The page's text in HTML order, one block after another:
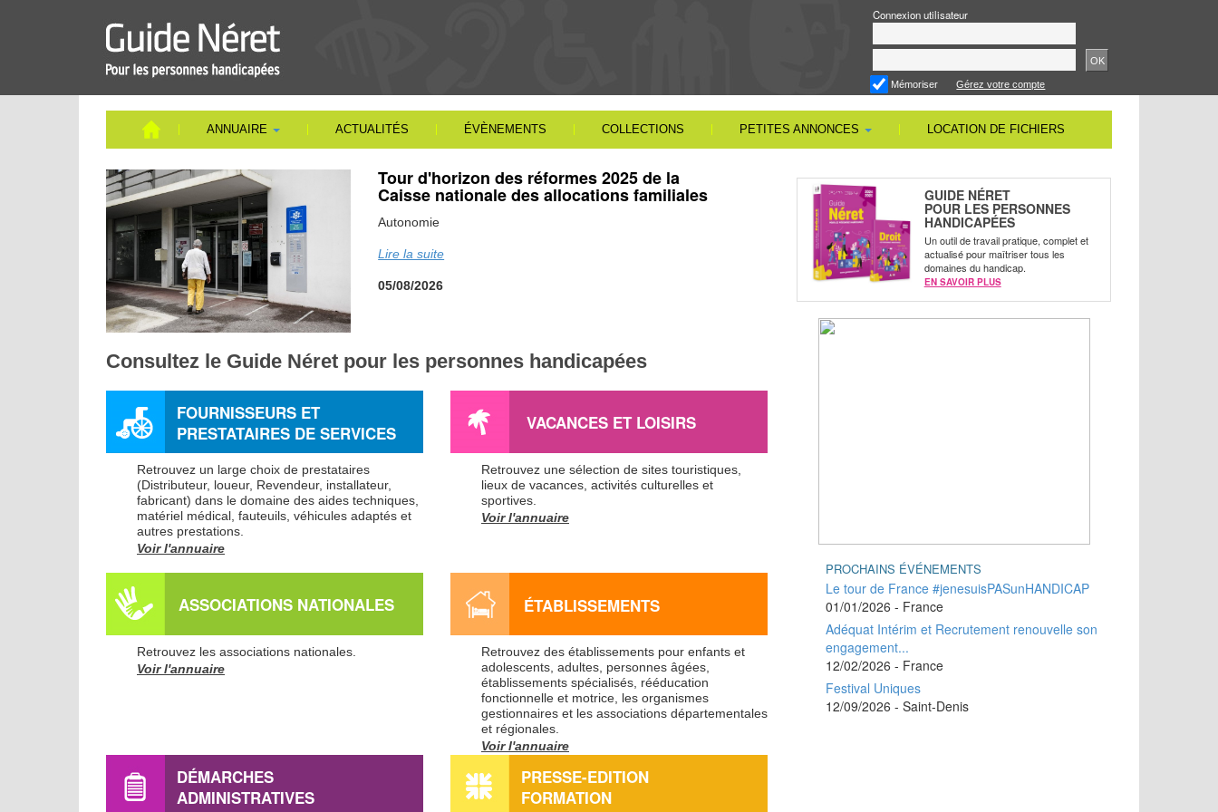
Connexion utilisateur
Mémoriser Gérez votre compte
OK
ANNUAIRE ACTUALITÉS ÉVÈNEMENTS COLLECTIONS PETITES ANNONCES LOCATION DE FICHIERS
Tour d'horizon des réformes 2025 de la
Caisse nationale des allocations familiales
Autonomie
Lire la suite
05/08/2026
Consultez le Guide Néret pour les personnes handicapées
FOURNISSEURS ET
PRESTATAIRES DE SERVICES
Retrouvez un large choix de prestataires
(Distributeur, loueur, Revendeur, installateur,
fabricant) dans le domaine des aides techniques,
matériel médical, fauteuils, véhicules adaptés et
autres prestations.
Voir l'annuaire
VACANCES ET LOISIRS
Retrouvez une sélection de sites touristiques,
lieux de vacances, activités culturelles et
sportives.
Voir l'annuaire
ASSOCIATIONS NATIONALES
Retrouvez les associations nationales.
Voir l'annuaire
ÉTABLISSEMENTS
Retrouvez des établissements pour enfants et
adolescents, adultes, personnes âgées,
établissements spécialisés, rééducation
fonctionnelle et motrice, les organismes
gestionnaires et les associations départementales
et régionales.
Voir l'annuaire
DÉMARCHES
ADMINISTRATIVES
PRESSE-EDITION
FORMATION
GUIDE NÉRET
POUR LES PERSONNES
HANDICAPÉES
Un outil de travail pratique, complet et
actualisé pour maîtriser tous les
domaines du handicap.
EN SAVOIR PLUS
PROCHAINS ÉVÉNEMENTS
Le tour de France #jenesuisPASunHANDICAP
01/01/2026 - France
Adéquat Intérim et Recrutement renouvelle son
engagement...
12/02/2026 - France
Festival Uniques
12/09/2026 - Saint-Denis